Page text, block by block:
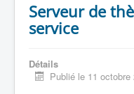
Serveur de
service
Détails
Publié le 11 octobre